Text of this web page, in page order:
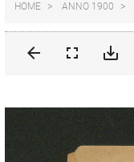
HOME ANNO 1900